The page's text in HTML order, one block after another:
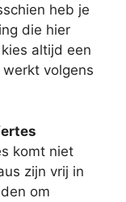
heb je
die hier
altijd een
volgens
komt niet
zijn vrij in
om